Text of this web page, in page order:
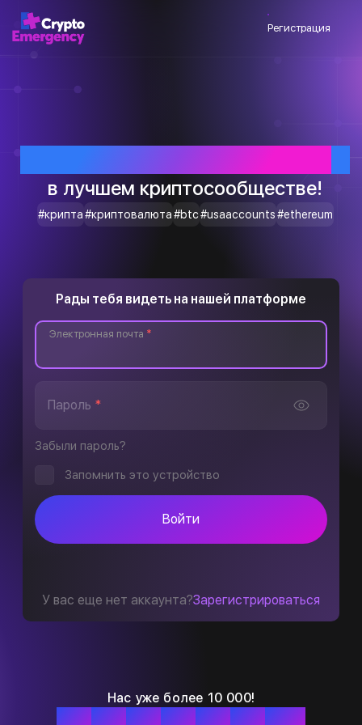
Регистрация
в лучшем криптосообществе!
#крипта#криптовалюта#btc#usaaccounts#ethereum
Нас уже более 10 000!
Рады тебя видеть на нашей платформе
Электронная почта *
Пароль *
Забыли пароль?
Запомнить это устройство
Войти
У вас еще нет аккаунта?Зарегистрироваться